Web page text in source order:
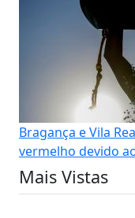
Bragança e Vila
vermelho devido
Mais Vistas